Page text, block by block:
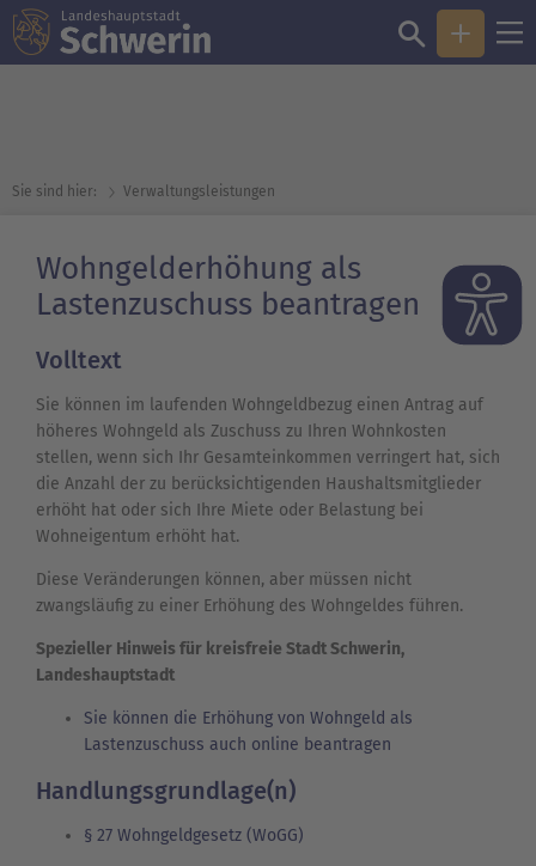
Sie sind hier: Verwaltungsleistungen
Wohngelderhöhung als
Lastenzuschuss beantragen
Volltext
Sie können im laufenden Wohngeldbezug einen Antrag auf
höheres Wohngeld als Zuschuss zu Ihren Wohnkosten
stellen, wenn sich Ihr Gesamteinkommen verringert hat, sich
die Anzahl der zu berücksichtigenden Haushaltsmitglieder
erhöht hat oder sich Ihre Miete oder Belastung bei
Wohneigentum erhöht hat.
Diese Veränderungen können, aber müssen nicht
zwangsläufig zu einer Erhöhung des Wohngeldes führen.
Spezieller Hinweis für kreisfreie Stadt Schwerin,
Landeshauptstadt
Sie können die Erhöhung von Wohngeld als
Lastenzuschuss auch online beantragen
Handlungsgrundlage(n)
§ 27 Wohngeldgesetz (WoGG)